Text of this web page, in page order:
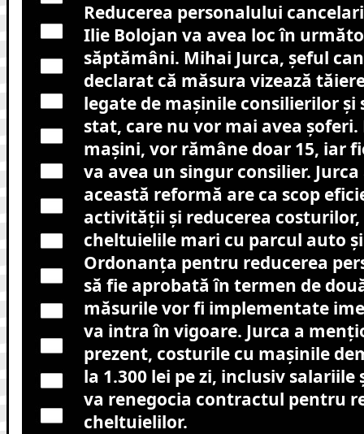
Reducerea personalului
Ilie Bolojan va avea loc în
săptămâni. Mihai Jurca, șeful
declarat că măsura vizează
legate de mașinile consilierilor și
stat, care nu vor mai avea șoferi.
mașini, vor rămâne doar 15, iar
va avea un singur consilier.
această reformă are ca scop
activității și reducerea costurilor,
cheltuielile mari cu parcul auto
Ordonanța pentru reducerea
să fie aprobată în termen de
măsurile vor fi implementate
va intra în vigoare. Jurca a
prezent, costurile cu mașinile
la 1.300 lei pe zi, inclusiv salariile
va renegocia contractul pentru
cheltuielilor.